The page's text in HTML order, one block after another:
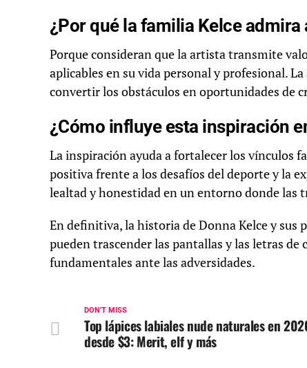
¿Por qué la familia Kelce admira
Porque consideran que la artista transmite
aplicables en su vida personal y profesional.
convertir los obstáculos en oportunidades de
¿Cómo influye esta inspiración
La inspiración ayuda a fortalecer los vínculos
positiva frente a los desafíos del deporte y la
lealtad y honestidad en un entorno donde las
En definitiva, la historia de Donna Kelce y sus
pueden trascender las pantallas y las letras
fundamentales ante las adversidades.
DON'T MISS
Top lápices labiales nude naturales en
desde $3: Merit, elf y más